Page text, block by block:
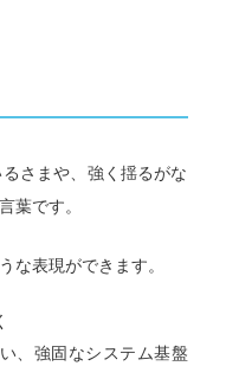
さまや、強く揺るがな
葉です。
な表現ができます。
、強固なシステム基盤